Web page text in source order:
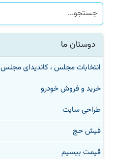
دوستان ما
انتخابات مجلس ، کاندیدای مجلس
خرید و فروش خودرو
طراحی سایت
فیش حج
قیمت بیسیم